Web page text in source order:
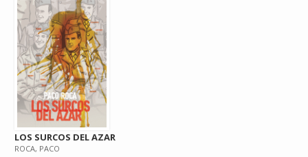
LOS SURCOS DEL AZAR
ROCA, PACO